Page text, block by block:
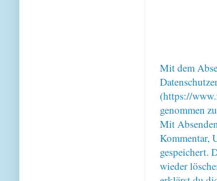
Mit dem
(https://
genommen
Mit
Kommentar,
gespeichert.
wieder